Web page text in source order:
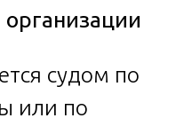
судом по
или по